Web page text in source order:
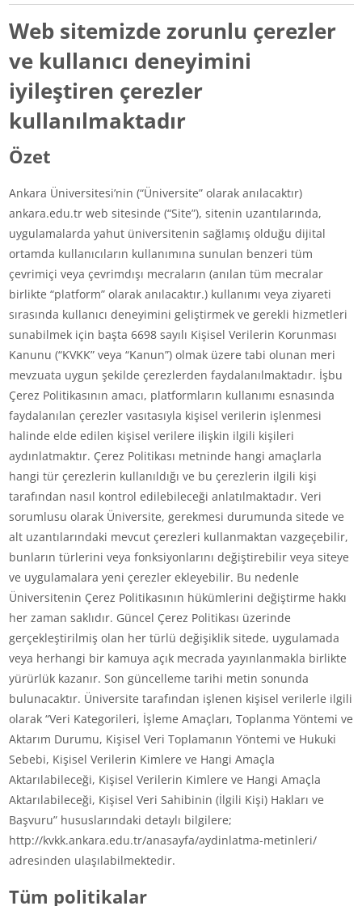
Web sitemizde zorunlu çerezler
ve kullanıcı deneyimini
iyileştiren çerezler
kullanılmaktadır
Özet
Ankara Üniversitesi’nin (“Üniversite” olarak anılacaktır)
ankara.edu.tr web sitesinde (“Site”), sitenin uzantılarında,
uygulamalarda yahut üniversitenin sağlamış olduğu dijital
ortamda kullanıcıların kullanımına sunulan benzeri tüm
çevrimiçi veya çevrimdışı mecraların (anılan tüm mecralar
birlikte “platform” olarak anılacaktır.) kullanımı veya ziyareti
sırasında kullanıcı deneyimini geliştirmek ve gerekli hizmetleri
sunabilmek için başta 6698 sayılı Kişisel Verilerin Korunması
Kanunu (“KVKK” veya “Kanun”) olmak üzere tabi olunan meri
mevzuata uygun şekilde çerezlerden faydalanılmaktadır. İşbu
Çerez Politikasının amacı, platformların kullanımı esnasında
faydalanılan çerezler vasıtasıyla kişisel verilerin işlenmesi
halinde elde edilen kişisel verilere ilişkin ilgili kişileri
aydınlatmaktır. Çerez Politikası metninde hangi amaçlarla
hangi tür çerezlerin kullanıldığı ve bu çerezlerin ilgili kişi
tarafından nasıl kontrol edilebileceği anlatılmaktadır. Veri
sorumlusu olarak Üniversite, gerekmesi durumunda sitede ve
alt uzantılarındaki mevcut çerezleri kullanmaktan vazgeçebilir,
bunların türlerini veya fonksiyonlarını değiştirebilir veya siteye
ve uygulamalara yeni çerezler ekleyebilir. Bu nedenle
Üniversitenin Çerez Politikasının hükümlerini değiştirme hakkı
her zaman saklıdır. Güncel Çerez Politikası üzerinde
gerçekleştirilmiş olan her türlü değişiklik sitede, uygulamada
veya herhangi bir kamuya açık mecrada yayınlanmakla birlikte
yürürlük kazanır. Son güncelleme tarihi metin sonunda
bulunacaktır. Üniversite tarafından işlenen kişisel verilerle ilgili
olarak “Veri Kategorileri, İşleme Amaçları, Toplanma Yöntemi ve
Aktarım Durumu, Kişisel Veri Toplamanın Yöntemi ve Hukuki
Sebebi, Kişisel Verilerin Kimlere ve Hangi Amaçla
Aktarılabileceği, Kişisel Verilerin Kimlere ve Hangi Amaçla
Aktarılabileceği, Kişisel Veri Sahibinin (İlgili Kişi) Hakları ve
Başvuru” hususlarındaki detaylı bilgilere;
http://kvkk.ankara.edu.tr/anasayfa/aydinlatma-metinleri/
adresinden ulaşılabilmektedir.
Tüm politikalar